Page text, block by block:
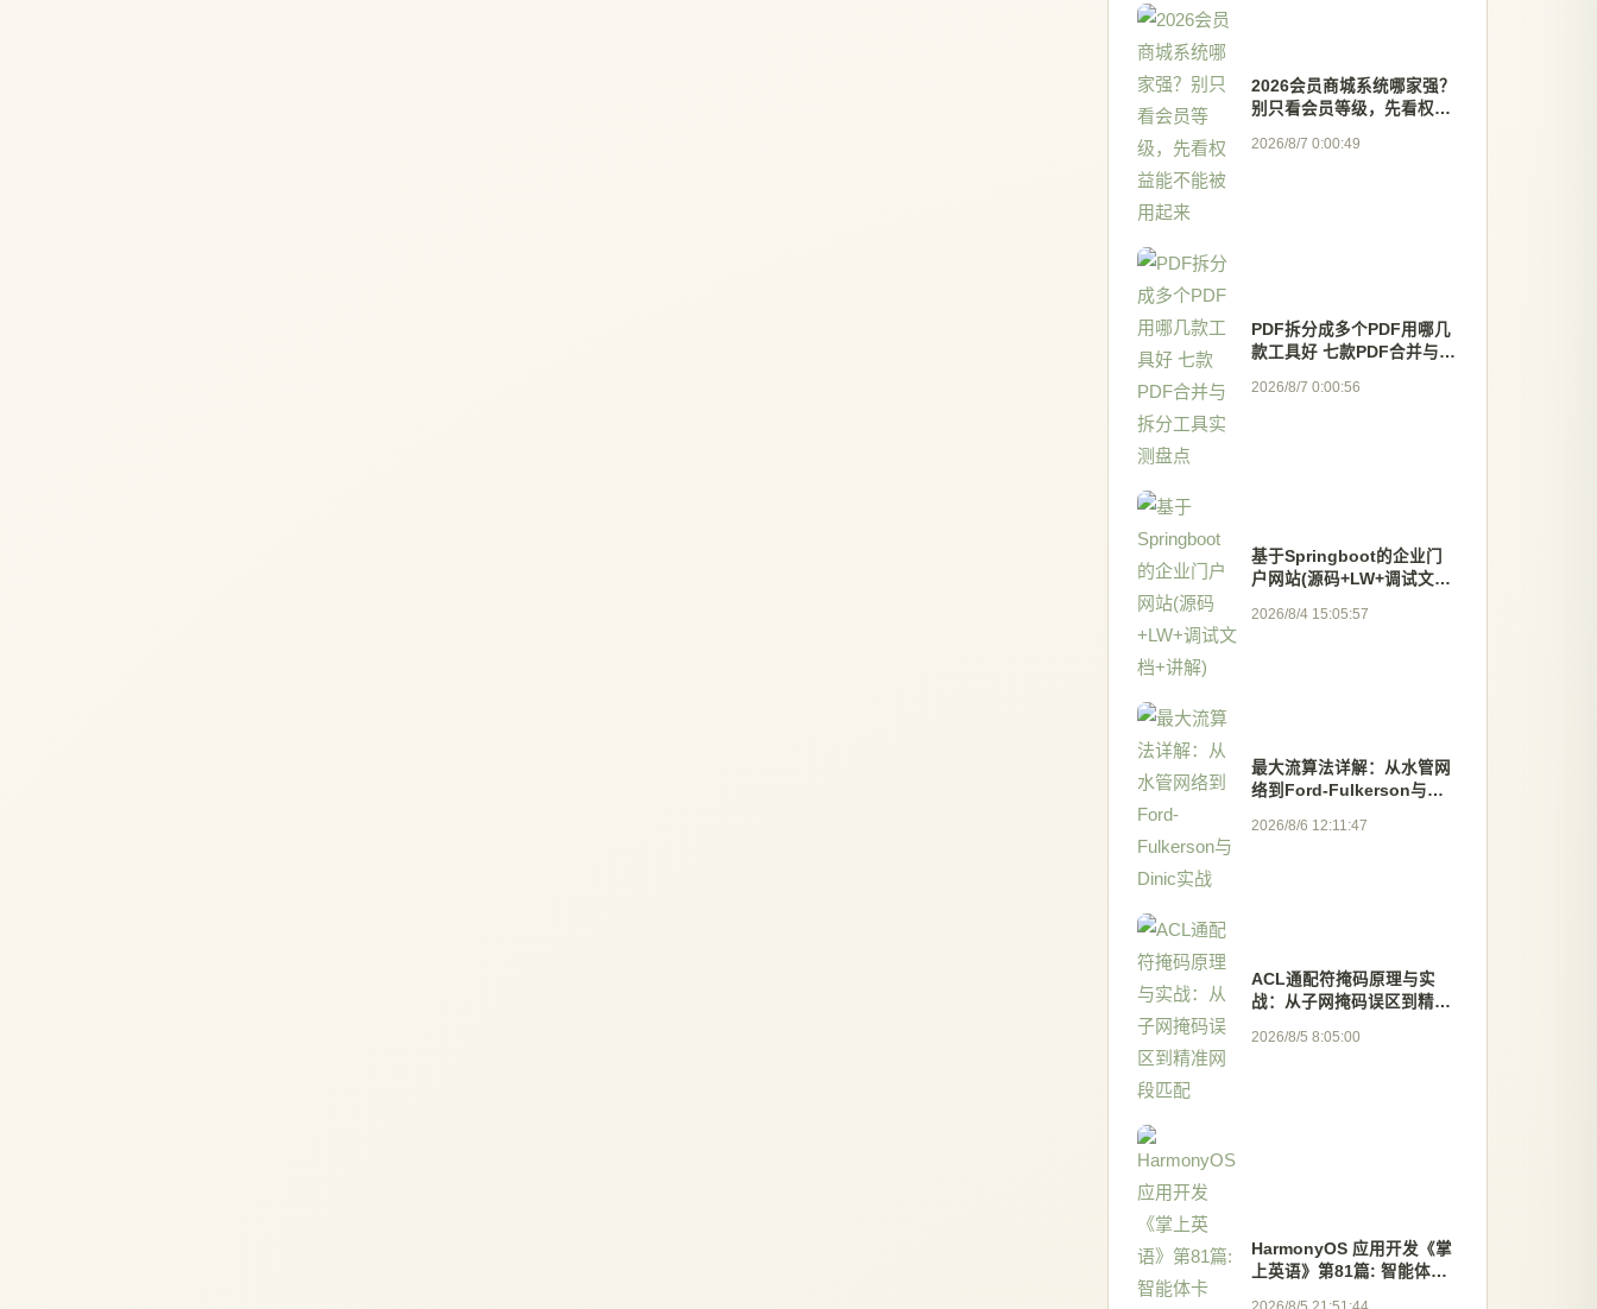
2026会员商城系统哪家强？
别只看会员等级，先看权益
2026/8/7 0:00:49
PDF拆分成多个PDF用哪几
款工具好 七款PDF合并与拆
2026/8/7 0:00:56
基于Springboot的企业门
户网站(源码+LW+调试文档
2026/8/4 15:05:57
最大流算法详解：从水管网
络到Ford-Fulkerson与
2026/8/6 12:11:47
ACL通配符掩码原理与实
战：从子网掩码误区到精准
2026/8/5 8:05:00
HarmonyOS 应用开发《掌
上英语》第81篇: 智能体卡
2026/8/5 21:51:44